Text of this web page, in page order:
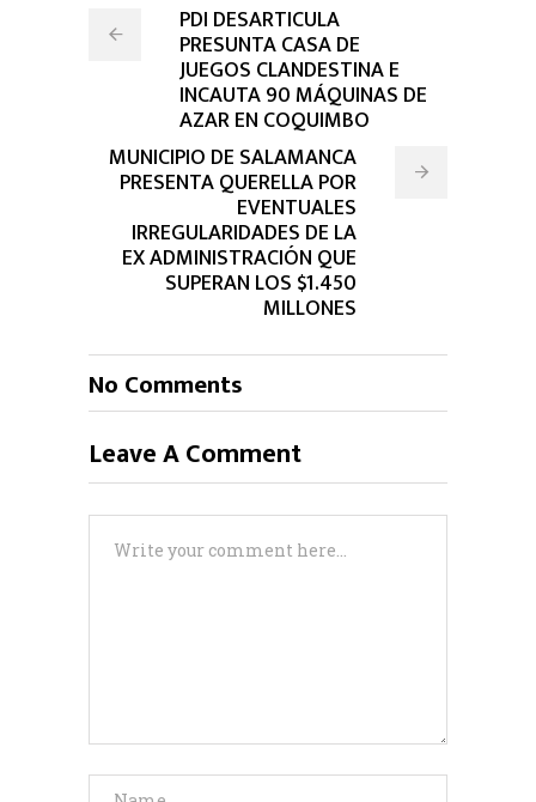
PDI DESARTICULA
PRESUNTA CASA DE
JUEGOS CLANDESTINA E
INCAUTA 90 MÁQUINAS DE
AZAR EN COQUIMBO
MUNICIPIO DE SALAMANCA
PRESENTA QUERELLA POR
EVENTUALES
IRREGULARIDADES DE LA
EX ADMINISTRACIÓN QUE
SUPERAN LOS $1.450
MILLONES
No Comments
Leave A Comment